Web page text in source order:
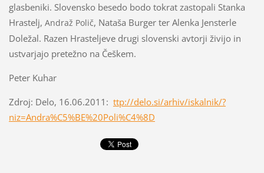
glasbeniki. Slovensko besedo bodo tokrat zastopali Stanka
Hrastelj, Andraž Polič, Nataša Burger ter Alenka Jensterle
Doležal. Razen Hrasteljeve drugi slovenski avtorji živijo in
ustvarjajo pretežno na Češkem.
Peter Kuhar
Zdroj: Delo, 16.06.2011: ttp://delo.si/arhiv/iskalnik/?
niz=Andra%C5%BE%20Poli%C4%8D